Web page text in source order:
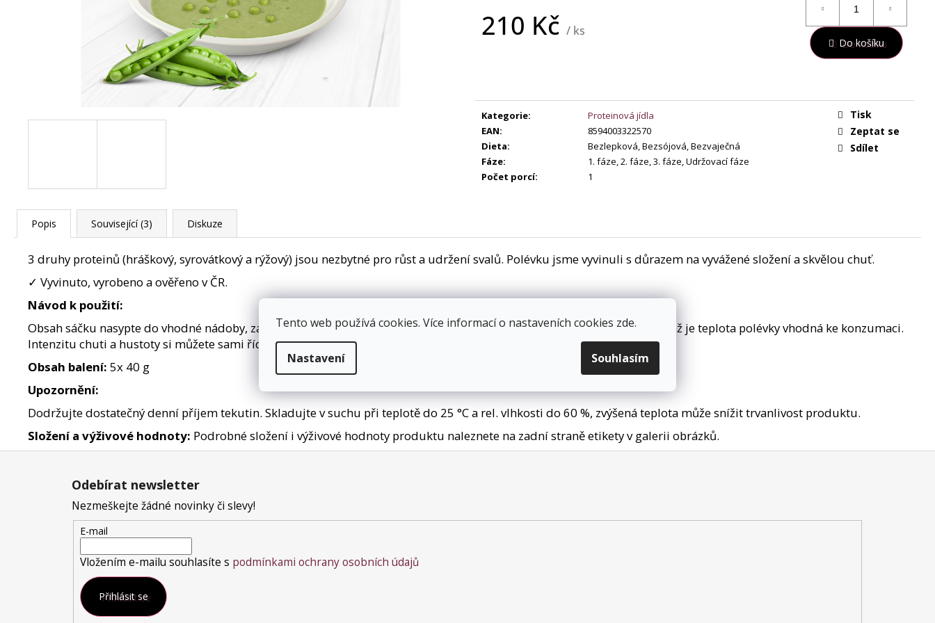
Tento web používá cookies. Více informací o nastaveních cookies zde.
Nastavení Souhlasím
210 Kč / ks
Do košíku
Kategorie:
Proteinová jídla
EAN:
8594003322570
Dieta:
Bezlepková, Bezsójová, Bezvaječná
Fáze:
1. fáze, 2. fáze, 3. fáze, Udržovací fáze
Počet porcí: 1
Tisk
Zeptat se
Sdílet
Popis Související (3) Diskuze
3 druhy proteinů (hráškový, syrovátkový a rýžový) jsou nezbytné pro růst a udržení svalů. Polévku jsme vyvinuli s důrazem na vyvážené složení a skvělou chuť.
✓ Vyvinuto, vyrobeno a ověřeno v ČR.
Návod k použití:
Obsah sáčku nasypte do vhod­né nádoby, zalijte 200 - 220 horké vody a dobře promíchejte. Nechte 4 - 5 minut bobtnat, až je teplota polévky vhodná ke konzumaci.
Intenzitu chuti a hustoty si můžete sami řídit množstvím přidané vody.
Obsah balení: 5x 40 g
Upozornění:
Dodržujte dostatečný denní příjem tekutin. Skladujte v suchu při teplotě do 25 °C a rel. vlhkos­ti do 60 %, zvýšená teplota může snížit trvanlivost produktu.
Složení a výživové hodnoty: Podrobné složení i výživové hodnoty produktu naleznete na zadní straně etikety v galerii obrázků.
210 Kč
369 Kč
149 Kč
Odebírat newsletter
Nezmeškejte žádné novinky či slevy!
E-mail
Vložením e-mailu souhlasíte s podmínkami ochrany osobních údajů
Přihlásit se